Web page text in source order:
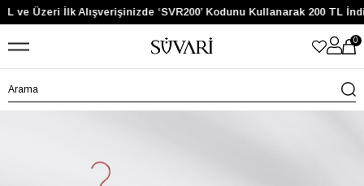
Üzeri İlk Alışverişinizde ‘SVR200’ Kodunu Kullanarak 200 TL İndirim
0